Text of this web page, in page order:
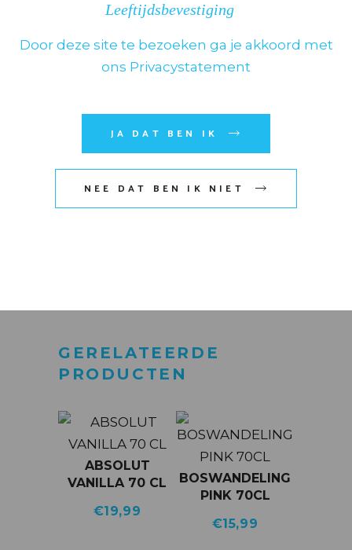
Leeftijdsbevestiging
Door deze site te bezoeken ga je akkoord met
ons Privacystatement
JA DAT BEN IK
NEE DAT BEN IK NIET
Mijn naam, e-mail en site
opslaan in deze browser voor
GERELATEERDE
PRODUCTEN
ABSOLUT
VANILLA 70 CL
€19,99
BOSWANDELING
PINK 70CL
€15,99